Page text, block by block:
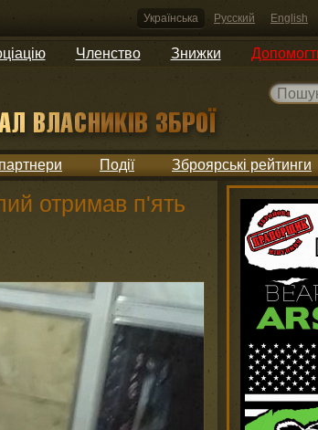
Українська Русский English
Членство Знижки
Події Зброярські рейтинги
отримав п'ять